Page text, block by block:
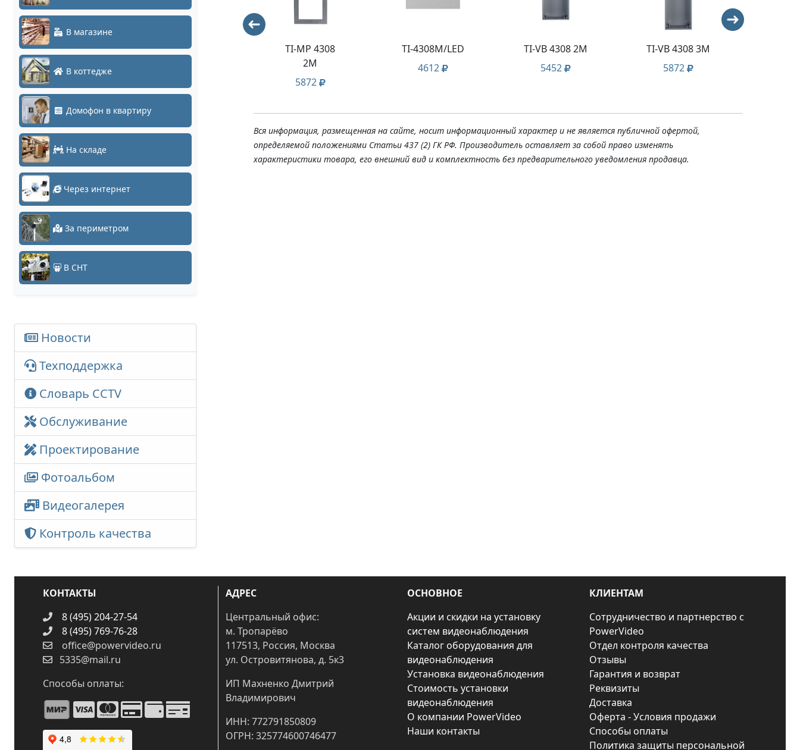
В магазине
В коттедже
Домофон в квартиру
На складе
Через интернет
За периметром
В СНТ
Новости
Техподдержка
Словарь CCTV
Обслуживание
Проектирование
Фотоальбом
Видеогалерея
Контроль качества
TI-VB 4308 3M
5872
TI-4308M/K
TI-MP 4308
2M
5872
TI-4308M/LED
4612
TI-VB 4308 2M
5452
TI-VB 4308 3M
5872
Вся информация, размещенная на сайте, носит информационный характер и не является публичной офертой,
определяемой положениями Статьи 437 (2) ГК РФ. Производитель оставляет за собой право изменять
характеристики товара, его внешний вид и комплектность без предварительного уведомления продавца.
КОНТАКТЫ
8 (495) 204-27-54
8 (495) 769-76-28
office@powervideo.ru
5335@mail.ru
Способы оплаты:
АДРЕС
Центральный офис:
м. Тропарёво
117513, Россия, Москва
ул. Островитянова, д. 5к3
ИП Махненко Дмитрий
Владимирович
ИНН: 772791850809
ОГРН: 325774600746477
ОСНОВНОЕ
Акции и скидки на установку
систем видеонаблюдения
Каталог оборудования для
видеонаблюдения
Установка видеонаблюдения
Стоимость установки
видеонаблюдения
О компании PowerVideo
Наши контакты
КЛИЕНТАМ
Сотрудничество и партнерство с
PowerVideo
Отдел контроля качества
Отзывы
Гарантия и возврат
Реквизиты
Доставка
Оферта - Условия продажи
Способы оплаты
Политика защиты персональной